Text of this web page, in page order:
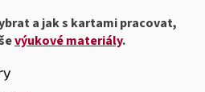
a jak s kartami pracovat,
výukové materiály.